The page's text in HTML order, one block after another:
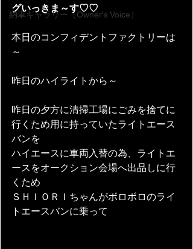
納車ギャラリー（Owner's Voice）
グいっきま～す♡♡
本日のコンフィデントファクトリーは
～
昨日のハイライトから～
昨日の夕方に清掃工場にごみを捨てに
行くため用に持っていたライトエース
バンを
ハイエースに車両入替の為、ライトエ
ースをオークション会場へ出品しに行
くため
ＳＨＩＯＲＩちゃんがボロボロのライ
トエースバンに乗って